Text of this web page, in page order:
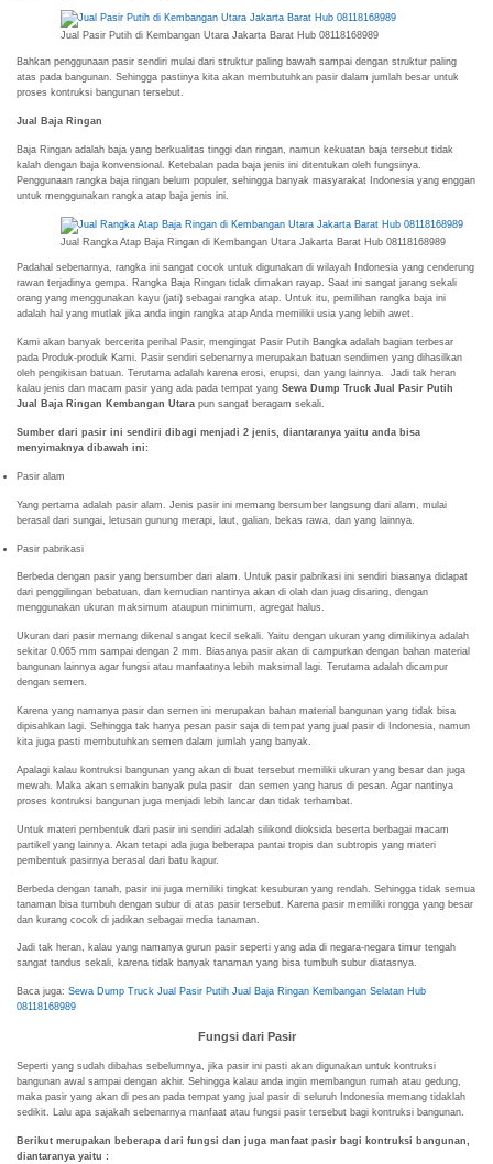
Jual Pasir Putih di Kembangan Utara Jakarta Barat Hub 08118168989
Bahkan penggunaan pasir sendiri mulai dari struktur paling bawah sampai dengan struktur paling
atas pada bangunan. Sehingga pastinya kita akan membutuhkan pasir dalam jumlah besar untuk
proses kontruksi bangunan tersebut.
Jual Baja Ringan
Baja Ringan adalah baja yang berkualitas tinggi dan ringan, namun kekuatan baja tersebut tidak
kalah dengan baja konvensional. Ketebalan pada baja jenis ini ditentukan oleh fungsinya.
Penggunaan rangka baja ringan belum populer, sehingga banyak masyarakat Indonesia yang enggan
untuk menggunakan rangka atap baja jenis ini.
Jual Rangka Atap Baja Ringan di Kembangan Utara Jakarta Barat Hub 08118168989
Padahal sebenarnya, rangka ini sangat cocok untuk digunakan di wilayah Indonesia yang cenderung
rawan terjadinya gempa. Rangka Baja Ringan tidak dimakan rayap. Saat ini sangat jarang sekali
orang yang menggunakan kayu (jati) sebagai rangka atap. Untuk itu, pemilihan rangka baja ini
adalah hal yang mutlak jika anda ingin rangka atap Anda memiliki usia yang lebih awet.
Kami akan banyak bercerita perihal Pasir, mengingat Pasir Putih Bangka adalah bagian terbesar
pada Produk-produk Kami. Pasir sendiri sebenarnya merupakan batuan sendimen yang dihasilkan
oleh pengikisan batuan. Terutama adalah karena erosi, erupsi, dan yang lainnya. Jadi tak heran
kalau jenis dan macam pasir yang ada pada tempat yang Sewa Dump Truck Jual Pasir Putih
Jual Baja Ringan Kembangan Utara pun sangat beragam sekali.
Sumber dari pasir ini sendiri dibagi menjadi 2 jenis, diantaranya yaitu anda bisa
menyimaknya dibawah ini:
Pasir alam
Yang pertama adalah pasir alam. Jenis pasir ini memang bersumber langsung dari alam, mulai
berasal dari sungai, letusan gunung merapi, laut, galian, bekas rawa, dan yang lainnya.
Pasir pabrikasi
Berbeda dengan pasir yang bersumber dari alam. Untuk pasir pabrikasi ini sendiri biasanya didapat
dari penggilingan bebatuan, dan kemudian nantinya akan di olah dan juag disaring, dengan
menggunakan ukuran maksimum ataupun minimum, agregat halus.
Ukuran dari pasir memang dikenal sangat kecil sekali. Yaitu dengan ukuran yang dimilikinya adalah
sekitar 0.065 mm sampai dengan 2 mm. Biasanya pasir akan di campurkan dengan bahan material
bangunan lainnya agar fungsi atau manfaatnya lebih maksimal lagi. Terutama adalah dicampur
dengan semen.
Karena yang namanya pasir dan semen ini merupakan bahan material bangunan yang tidak bisa
dipisahkan lagi. Sehingga tak hanya pesan pasir saja di tempat yang jual pasir di Indonesia, namun
kita juga pasti membutuhkan semen dalam jumlah yang banyak.
Apalagi kalau kontruksi bangunan yang akan di buat tersebut memiliki ukuran yang besar dan juga
mewah. Maka akan semakin banyak pula pasir dan semen yang harus di pesan. Agar nantinya
proses kontruksi bangunan juga menjadi lebih lancar dan tidak terhambat.
Untuk materi pembentuk dari pasir ini sendiri adalah silikond dioksida beserta berbagai macam
partikel yang lainnya. Akan tetapi ada juga beberapa pantai tropis dan subtropis yang materi
pembentuk pasirnya berasal dari batu kapur.
Berbeda dengan tanah, pasir ini juga memiliki tingkat kesuburan yang rendah. Sehingga tidak semua
tanaman bisa tumbuh dengan subur di atas pasir tersebut. Karena pasir memiliki rongga yang besar
dan kurang cocok di jadikan sebagai media tanaman.
Jadi tak heran, kalau yang namanya gurun pasir seperti yang ada di negara-negara timur tengah
sangat tandus sekali, karena tidak banyak tanaman yang bisa tumbuh subur diatasnya.
Baca juga: Sewa Dump Truck Jual Pasir Putih Jual Baja Ringan Kembangan Selatan Hub
08118168989
Fungsi dari Pasir
Seperti yang sudah dibahas sebelumnya, jika pasir ini pasti akan digunakan untuk kontruksi
bangunan awal sampai dengan akhir. Sehingga kalau anda ingin membangun rumah atau gedung,
maka pasir yang akan di pesan pada tempat yang jual pasir di seluruh Indonesia memang tidaklah
sedikit. Lalu apa sajakah sebenarnya manfaat atau fungsi pasir tersebut bagi kontruksi bangunan.
Berikut merupakan beberapa dari fungsi dan juga manfaat pasir bagi kontruksi bangunan,
diantaranya yaitu :